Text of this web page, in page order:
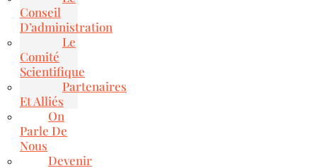
Conseil
D’administration
Le
Comité
Scientifique
Partenaires
Et Alliés
On
Parle De
Nous
Devenir